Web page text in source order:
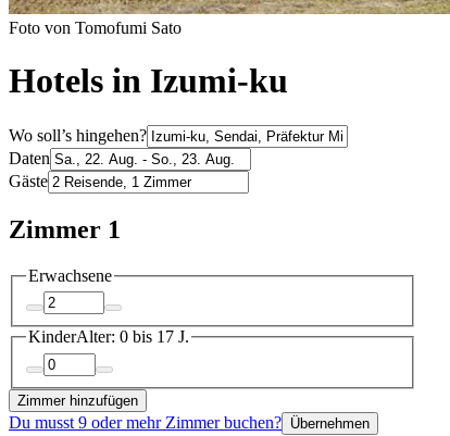
Foto von Tomofumi Sato
Hotels in Izumi-ku
Wo soll’s hingehen?
Daten
Gäste
Zimmer 1
Erwachsene
KinderAlter: 0 bis 17 J.
Zimmer hinzufügen
Du musst 9 oder mehr Zimmer buchen? Übernehmen